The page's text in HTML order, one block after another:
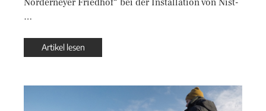
Norderneyer Friedhof“ bei der Installation von Nist-
…
Artikel lesen